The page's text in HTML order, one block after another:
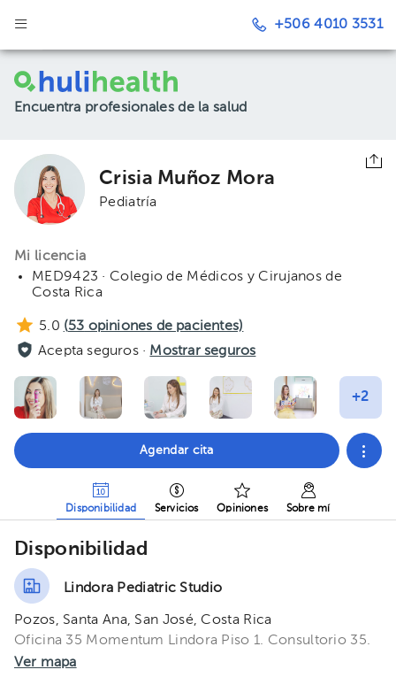
+506 4010 3531
Encuentra profesionales de la salud
Crisia Muñoz Mora
Pediatría
Mi licencia
MED9423 · Colegio de Médicos y Cirujanos de
Costa Rica
5.0 (53 opiniones de pacientes)
Acepta seguros · Mostrar seguros
Agendar cita
Disponibilidad Servicios Opiniones Sobre mí
Disponibilidad
Lindora Pediatric Studio
Pozos, Santa Ana, San José, Costa Rica
Oficina 35 Momentum Lindora Piso 1. Consultorio 35.
Ver mapa